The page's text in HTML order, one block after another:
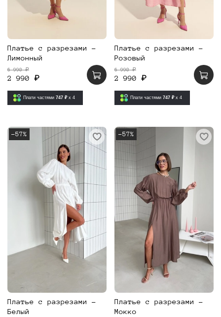
Платье с разрезами -
Лимонный
6 990 ₽
2 990 ₽
Плати частями 747 ₽ x 4
Платье с разрезами -
Розовый
6 990 ₽
2 990 ₽
Плати частями 747 ₽ x 4
-57%
Платье с разрезами -
Белый
-57%
Платье с разрезами -
Мокко